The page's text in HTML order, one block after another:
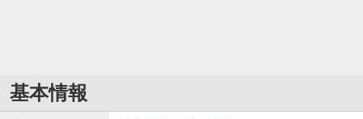
基本情報